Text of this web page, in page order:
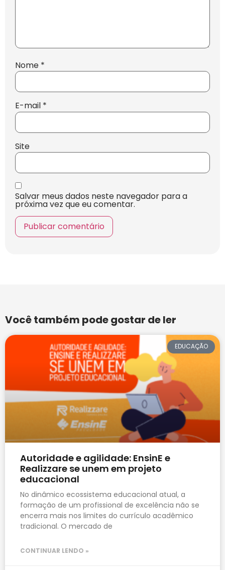
Nome *
E-mail *
Site
Salvar meus dados neste navegador para a
próxima vez que eu comentar.
Você também pode gostar de ler
EDUCAÇÃO
Autoridade e agilidade: EnsinE e
Realizzare se unem em projeto
educacional
No dinâmico ecossistema educacional atual, a
formação de um profissional de excelência não se
encerra mais nos limites do currículo acadêmico
tradicional. O mercado de
CONTINUAR LENDO »